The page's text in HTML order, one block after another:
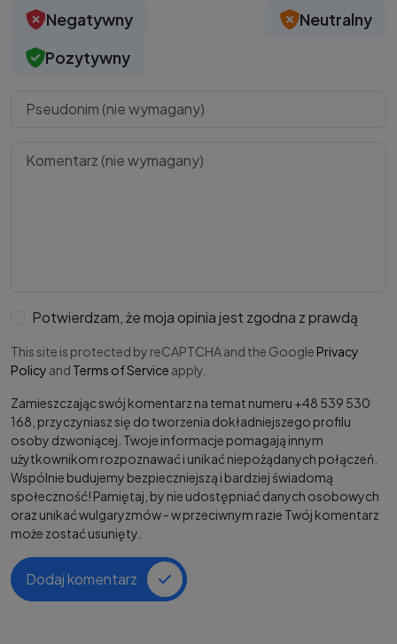
Negatywny
Neutralny
Pozytywny
Potwierdzam, że moja opinia jest zgodna z prawdą
This site is protected by reCAPTCHA and the Google Privacy
Policy and Terms of Service apply.
Zamieszczając swój komentarz na temat numeru +48 539 530
168, przyczyniasz się do tworzenia dokładniejszego profilu
osoby dzwoniącej. Twoje informacje pomagają innym
użytkownikom rozpoznawać i unikać niepożądanych połączeń.
Wspólnie budujemy bezpieczniejszą i bardziej świadomą
społeczność! Pamiętaj, by nie udostępniać danych osobowych
oraz unikać wulgaryzmów - w przeciwnym razie Twój komentarz
może zostać usunięty.
Dodaj komentarz